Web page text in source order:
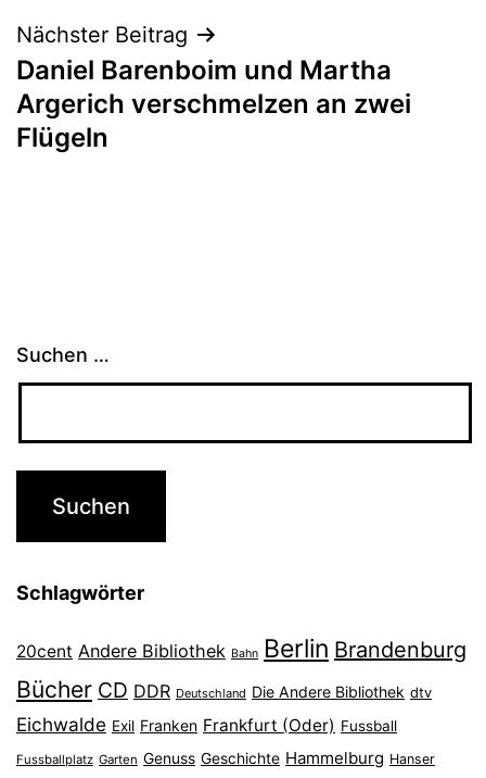
Nächster Beitrag
Daniel Barenboim und Martha
Argerich verschmelzen an zwei
Flügeln
Suchen …
Schlagwörter
20cent Andere Bibliothek Bahn Berlin Brandenburg
Bücher CD DDR Deutschland Die Andere Bibliothek dtv
Eichwalde Exil Franken Frankfurt (Oder) Fussball
Fussballplatz Garten Genuss Geschichte Hammelburg Hanser